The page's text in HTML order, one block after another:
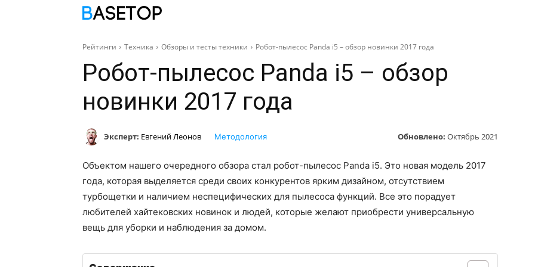
Рейтинги Техника Обзоры и тесты техники Робот-пылесос Panda i5 – обзор новинки 2017 года
Робот-пылесос Panda i5 – обзор
новинки 2017 года
Эксперт: Евгений Леонов Обновлено: Октябрь 2021
Методология
Объектом нашего очередного обзора стал робот-пылесос Panda i5. Это новая модель 2017
года, которая выделяется среди своих конкурентов ярким дизайном, отсутствием
турбощетки и наличием неспецифических для пылесоса функций. Все это порадует
любителей хайтековских новинок и людей, которые желают приобрести универсальную
вещь для уборки и наблюдения за домом.